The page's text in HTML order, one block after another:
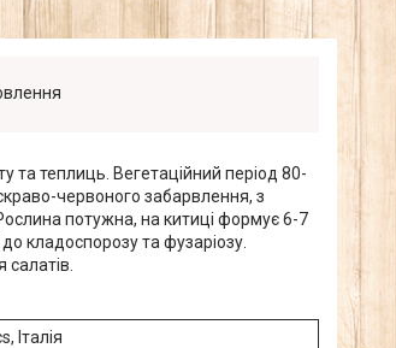
та теплиць. Вегетаційний період 80-
червоного забарвлення, з
потужна, на китиці формує 6-7
кладоспорозу та фузаріозу.
Італія